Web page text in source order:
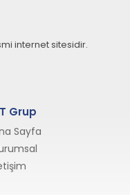
internet sitesidir.
Grup
Sayfa